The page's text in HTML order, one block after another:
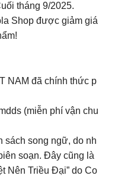
tháng 9/2025.
Shop được giảm giá
NAM đã chính thức p
(miễn phí vận chu
sách song ngữ, do nh
soạn. Đây cũng là
Nên Triều Đại” do Co